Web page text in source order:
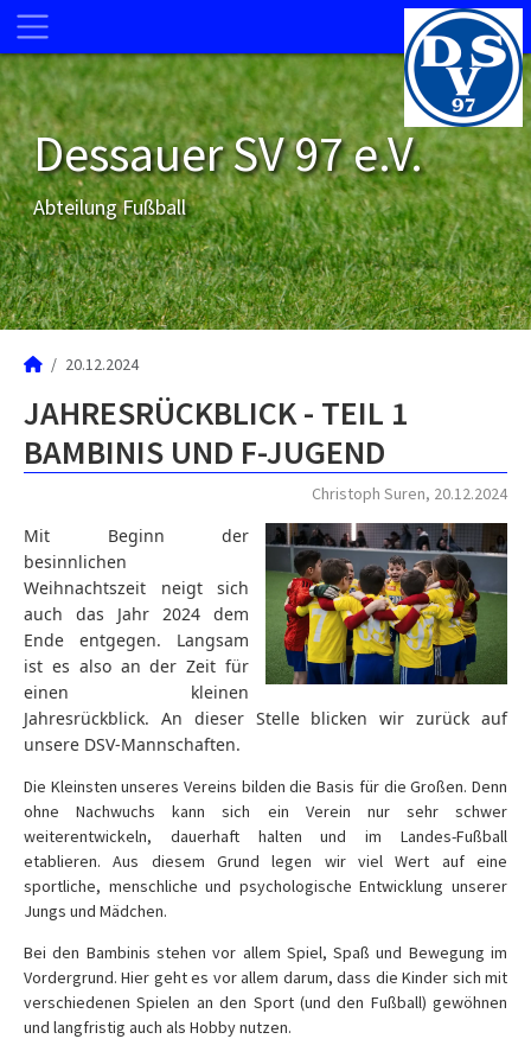
Dessauer SV 97 e.V.
Abteilung Fußball
20.12.2024
JAHRESRÜCKBLICK - TEIL 1
BAMBINIS UND F-JUGEND
Christoph Suren, 20.12.2024
Mit Beginn der
besinnlichen
Weihnachtszeit neigt sich
auch das Jahr 2024 dem
Ende entgegen. Langsam
ist es also an der Zeit für
einen kleinen
Jahresrückblick. An dieser Stelle blicken wir zurück auf
unsere DSV-Mannschaften.
Die Kleinsten unseres Vereins bilden die Basis für die Großen. Denn
ohne Nachwuchs kann sich ein Verein nur sehr schwer
weiterentwickeln, dauerhaft halten und im Landes-Fußball
etablieren. Aus diesem Grund legen wir viel Wert auf eine
sportliche, menschliche und psychologische Entwicklung unserer
Jungs und Mädchen.
Bei den Bambinis stehen vor allem Spiel, Spaß und Bewegung im
Vordergrund. Hier geht es vor allem darum, dass die Kinder sich mit
verschiedenen Spielen an den Sport (und den Fußball) gewöhnen
und langfristig auch als Hobby nutzen.